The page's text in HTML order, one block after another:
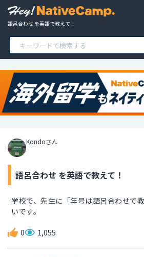
語呂合わせ を英語で教えて！
Kondoさん
語呂合わせ を英語で教えて！
学校で、先生に「年号は語呂合わせで
いです。
0 1,055